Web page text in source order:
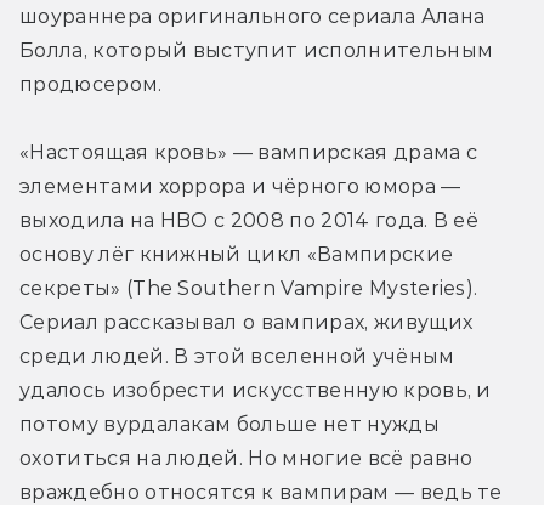
шоураннера оригинального сериала Алана
Болла, который выступит исполнительным
продюсером.
«Настоящая кровь» — вампирская драма с
элементами хоррора и чёрного юмора —
выходила на HBO с 2008 по 2014 года. В её
основу лёг книжный цикл «Вампирские
секреты» (The Southern Vampire Mysteries).
Сериал рассказывал о вампирах, живущих
среди людей. В этой вселенной учёным
удалось изобрести искусственную кровь, и
потому вурдалакам больше нет нужды
охотиться на людей. Но многие всё равно
враждебно относятся к вампирам — ведь те